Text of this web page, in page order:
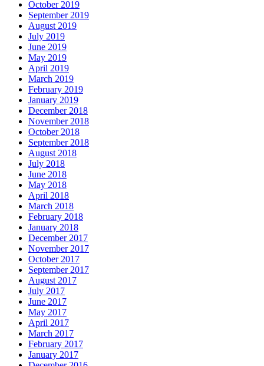
October 2019
September 2019
August 2019
July 2019
June 2019
May 2019
April 2019
March 2019
February 2019
January 2019
December 2018
November 2018
October 2018
September 2018
August 2018
July 2018
June 2018
May 2018
April 2018
March 2018
February 2018
January 2018
December 2017
November 2017
October 2017
September 2017
August 2017
July 2017
June 2017
May 2017
April 2017
March 2017
February 2017
January 2017